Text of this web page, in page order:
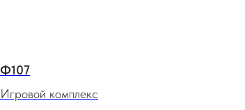
Ф107
Игровой комплекс